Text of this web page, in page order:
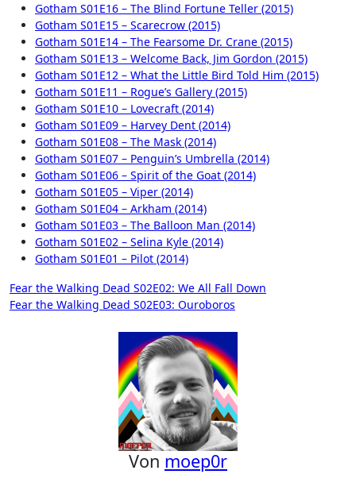
Gotham S01E16 – The Blind Fortune Teller (2015)
Gotham S01E15 – Scarecrow (2015)
Gotham S01E14 – The Fearsome Dr. Crane (2015)
Gotham S01E13 – Welcome Back, Jim Gordon (2015)
Gotham S01E12 – What the Little Bird Told Him (2015)
Gotham S01E11 – Rogue’s Gallery (2015)
Gotham S01E10 – Lovecraft (2014)
Gotham S01E09 – Harvey Dent (2014)
Gotham S01E08 – The Mask (2014)
Gotham S01E07 – Penguin’s Umbrella (2014)
Gotham S01E06 – Spirit of the Goat (2014)
Gotham S01E05 – Viper (2014)
Gotham S01E04 – Arkham (2014)
Gotham S01E03 – The Balloon Man (2014)
Gotham S01E02 – Selina Kyle (2014)
Gotham S01E01 – Pilot (2014)
Beitragsnavigation
Fear the Walking Dead S02E02: We All Fall Down
Fear the Walking Dead S02E03: Ouroboros
Von moep0r